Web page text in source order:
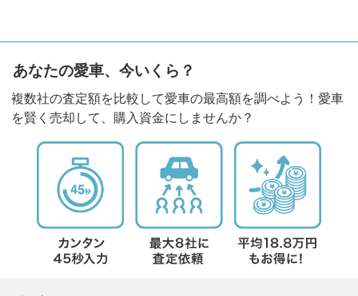
あなたの愛車、今いくら？
複数社の査定額を比較して愛車の最高額を調べよう！愛車
を賢く売却して、購入資金にしませんか？